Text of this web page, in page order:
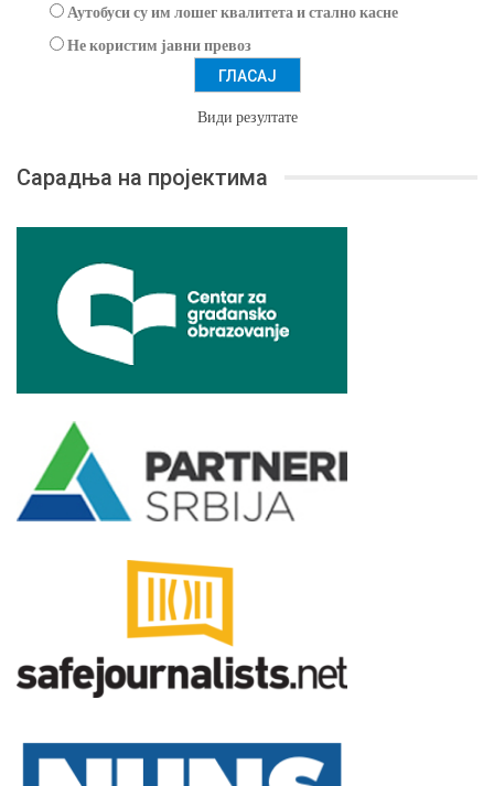
Аутобуси су им лошег квалитета и стално касне
Не користим јавни превоз
Види резултате
Сарадња на пројектима